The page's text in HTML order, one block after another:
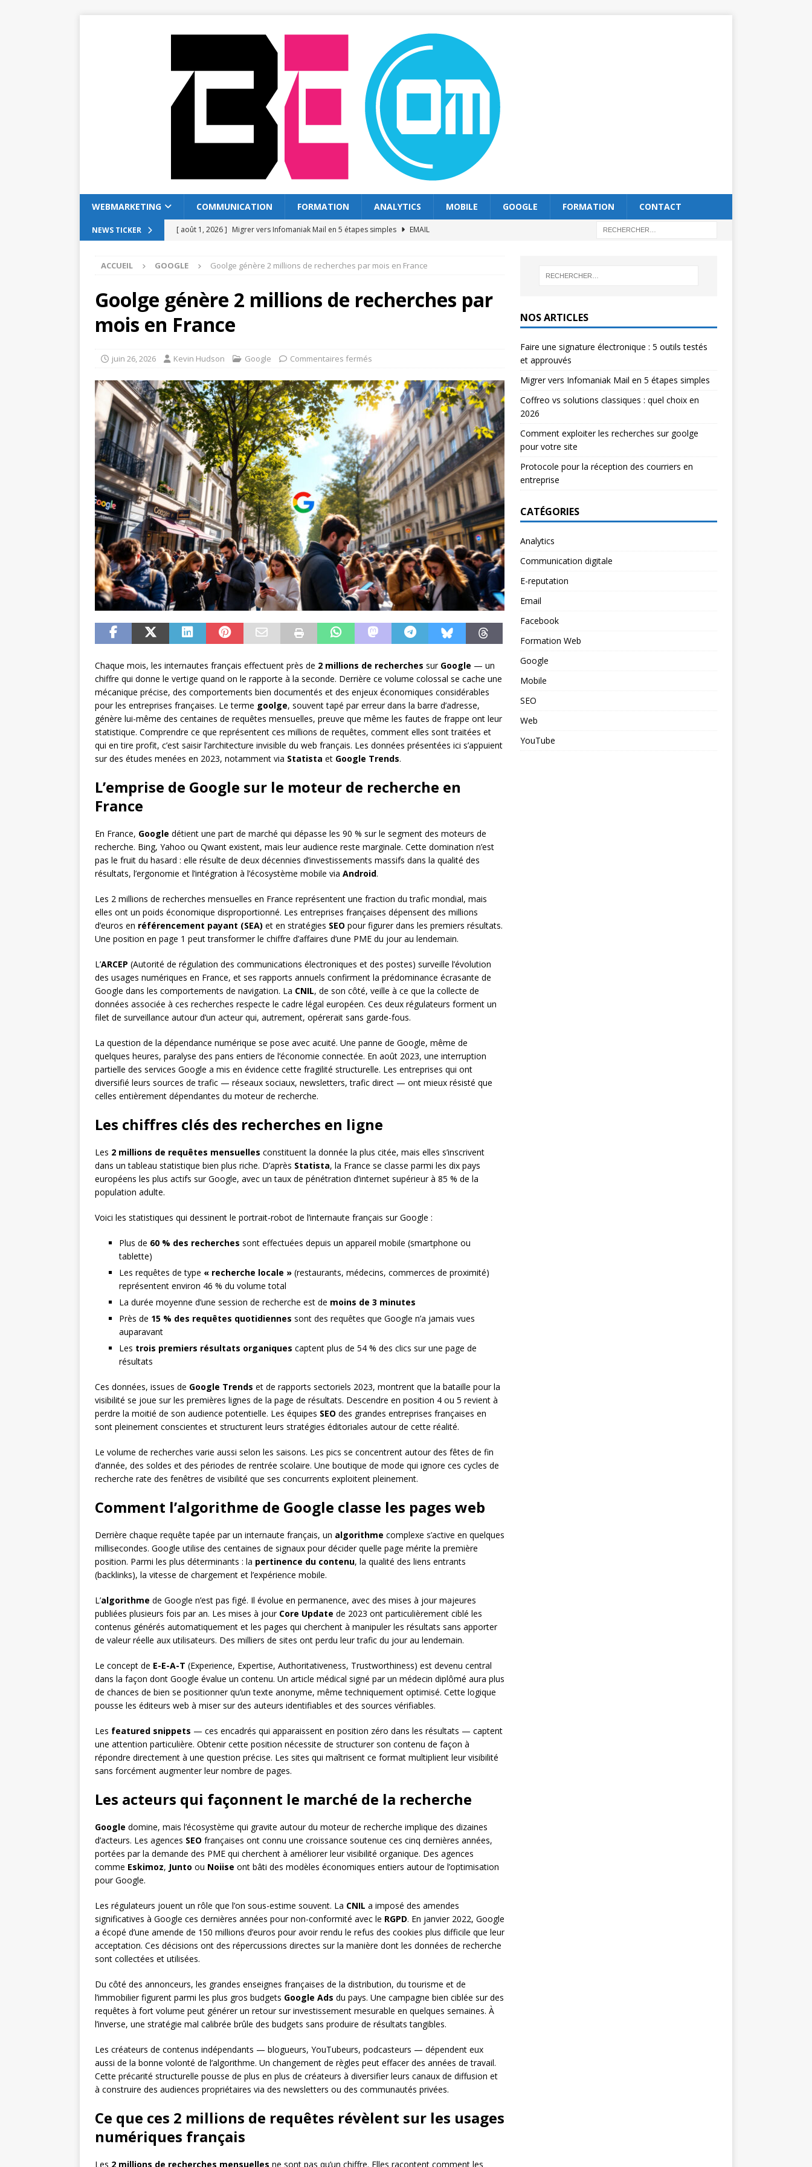
WEBMARKETING COMMUNICATION FORMATION ANALYTICS MOBILE GOOGLE FORMATION CONTACT
NEWS TICKER [ août 1, 2026 ] Migrer vers Infomaniak Mail en 5 étapes simples
EMAIL
[ juillet 24, 2026 ] Comment exploiter les recherches sur goolge pour votre site
[ juillet 20, 2026 ]
Protocole pour la réception des courriers en entreprise
COMMUNICATION DIGITALE
ACCUEIL GOOGLE Goolge génère 2 millions de recherches par mois en France
Goolge génère 2 millions de recherches par
mois en France
juin 26, 2026 Kevin Hudson Google Commentaires fermés
Chaque mois, les internautes français effectuent près de 2 millions de recherches sur Google — un
chiffre qui donne le vertige quand on le rapporte à la seconde. Derrière ce volume colossal se cache une
mécanique précise, des comportements bien documentés et des enjeux économiques considérables
pour les entreprises françaises. Le terme goolge, souvent tapé par erreur dans la barre d’adresse,
génère lui-même des centaines de requêtes mensuelles, preuve que même les fautes de frappe ont leur
statistique. Comprendre ce que représentent ces millions de requêtes, comment elles sont traitées et
qui en tire profit, c’est saisir l’architecture invisible du web français. Les données présentées ici s’appuient
sur des études menées en 2023, notamment via Statista et Google Trends.
L’emprise de Google sur le moteur de recherche en
France
En France, Google détient une part de marché qui dépasse les 90 % sur le segment des moteurs de
recherche. Bing, Yahoo ou Qwant existent, mais leur audience reste marginale. Cette domination n’est
pas le fruit du hasard : elle résulte de deux décennies d’investissements massifs dans la qualité des
résultats, l’ergonomie et l’intégration à l’écosystème mobile via Android.
Les 2 millions de recherches mensuelles en France représentent une fraction du trafic mondial, mais
elles ont un poids économique disproportionné. Les entreprises françaises dépensent des millions
d’euros en référencement payant (SEA) et en stratégies SEO pour figurer dans les premiers résultats.
Une position en page 1 peut transformer le chiffre d’affaires d’une PME du jour au lendemain.
L’ARCEP (Autorité de régulation des communications électroniques et des postes) surveille l’évolution
des usages numériques en France, et ses rapports annuels confirment la prédominance écrasante de
Google dans les comportements de navigation. La CNIL, de son côté, veille à ce que la collecte de
données associée à ces recherches respecte le cadre légal européen. Ces deux régulateurs forment un
filet de surveillance autour d’un acteur qui, autrement, opérerait sans garde-fous.
La question de la dépendance numérique se pose avec acuité. Une panne de Google, même de
quelques heures, paralyse des pans entiers de l’économie connectée. En août 2023, une interruption
partielle des services Google a mis en évidence cette fragilité structurelle. Les entreprises qui ont
diversifié leurs sources de trafic — réseaux sociaux, newsletters, trafic direct — ont mieux résisté que
celles entièrement dépendantes du moteur de recherche.
Les chiffres clés des recherches en ligne
Les 2 millions de requêtes mensuelles constituent la donnée la plus citée, mais elles s’inscrivent
dans un tableau statistique bien plus riche. D’après Statista, la France se classe parmi les dix pays
européens les plus actifs sur Google, avec un taux de pénétration d’internet supérieur à 85 % de la
population adulte.
Voici les statistiques qui dessinent le portrait-robot de l’internaute français sur Google :
Plus de 60 % des recherches sont effectuées depuis un appareil mobile (smartphone ou
tablette)
Les requêtes de type « recherche locale » (restaurants, médecins, commerces de proximité)
représentent environ 46 % du volume total
La durée moyenne d’une session de recherche est de moins de 3 minutes
Près de 15 % des requêtes quotidiennes sont des requêtes que Google n’a jamais vues
auparavant
Les trois premiers résultats organiques captent plus de 54 % des clics sur une page de
résultats
Ces données, issues de Google Trends et de rapports sectoriels 2023, montrent que la bataille pour la
visibilité se joue sur les premières lignes de la page de résultats. Descendre en position 4 ou 5 revient à
perdre la moitié de son audience potentielle. Les équipes SEO des grandes entreprises françaises en
sont pleinement conscientes et structurent leurs stratégies éditoriales autour de cette réalité.
Le volume de recherches varie aussi selon les saisons. Les pics se concentrent autour des fêtes de fin
d’année, des soldes et des périodes de rentrée scolaire. Une boutique de mode qui ignore ces cycles de
recherche rate des fenêtres de visibilité que ses concurrents exploitent pleinement.
Comment l’algorithme de Google classe les pages web
Derrière chaque requête tapée par un internaute français, un algorithme complexe s’active en quelques
millisecondes. Google utilise des centaines de signaux pour décider quelle page mérite la première
position. Parmi les plus déterminants : la pertinence du contenu, la qualité des liens entrants
(backlinks), la vitesse de chargement et l’expérience mobile.
L’algorithme de Google n’est pas figé. Il évolue en permanence, avec des mises à jour majeures
publiées plusieurs fois par an. Les mises à jour Core Update de 2023 ont particulièrement ciblé les
contenus générés automatiquement et les pages qui cherchent à manipuler les résultats sans apporter
de valeur réelle aux utilisateurs. Des milliers de sites ont perdu leur trafic du jour au lendemain.
Le concept de E-E-A-T (Experience, Expertise, Authoritativeness, Trustworthiness) est devenu central
dans la façon dont Google évalue un contenu. Un article médical signé par un médecin diplômé aura plus
de chances de bien se positionner qu’un texte anonyme, même techniquement optimisé. Cette logique
pousse les éditeurs web à miser sur des auteurs identifiables et des sources vérifiables.
Les featured snippets — ces encadrés qui apparaissent en position zéro dans les résultats — captent
une attention particulière. Obtenir cette position nécessite de structurer son contenu de façon à
répondre directement à une question précise. Les sites qui maîtrisent ce format multiplient leur visibilité
sans forcément augmenter leur nombre de pages.
Les acteurs qui façonnent le marché de la recherche
Google domine, mais l’écosystème qui gravite autour du moteur de recherche implique des dizaines
d’acteurs. Les agences SEO françaises ont connu une croissance soutenue ces cinq dernières années,
portées par la demande des PME qui cherchent à améliorer leur visibilité organique. Des agences
comme Eskimoz, Junto ou Noiise ont bâti des modèles économiques entiers autour de l’optimisation
pour Google.
Les régulateurs jouent un rôle que l’on sous-estime souvent. La CNIL a imposé des amendes
significatives à Google ces dernières années pour non-conformité avec le RGPD. En janvier 2022, Google
a écopé d’une amende de 150 millions d’euros pour avoir rendu le refus des cookies plus difficile que leur
acceptation. Ces décisions ont des répercussions directes sur la manière dont les données de recherche
sont collectées et utilisées.
Du côté des annonceurs, les grandes enseignes françaises de la distribution, du tourisme et de
l’immobilier figurent parmi les plus gros budgets Google Ads du pays. Une campagne bien ciblée sur des
requêtes à fort volume peut générer un retour sur investissement mesurable en quelques semaines. À
l’inverse, une stratégie mal calibrée brûle des budgets sans produire de résultats tangibles.
Les créateurs de contenus indépendants — blogueurs, YouTubeurs, podcasteurs — dépendent eux
aussi de la bonne volonté de l’algorithme. Un changement de règles peut effacer des années de travail.
Cette précarité structurelle pousse de plus en plus de créateurs à diversifier leurs canaux de diffusion et
à construire des audiences propriétaires via des newsletters ou des communautés privées.
Ce que ces 2 millions de requêtes révèlent sur les usages
numériques français
Les 2 millions de recherches mensuelles ne sont pas qu’un chiffre. Elles racontent comment les
NOS ARTICLES
Faire une signature électronique : 5 outils testés
et approuvés
Migrer vers Infomaniak Mail en 5 étapes simples
Coffreo vs solutions classiques : quel choix en
2026
Comment exploiter les recherches sur goolge
pour votre site
Protocole pour la réception des courriers en
entreprise
CATÉGORIES
Analytics
Communication digitale
E-reputation
Email
Facebook
Formation Web
Google
Mobile
SEO
Web
YouTube